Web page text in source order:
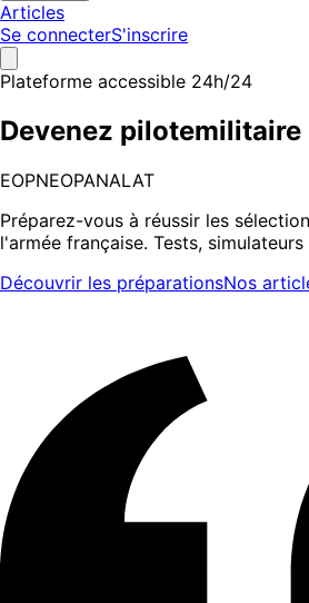
Articles
Se connecterS'inscrire
Plateforme accessible 24h/24
Devenez pilotemilitaire
EOPNEOPANALAT
Préparez-vous à réussir les
l'armée française. Tests,
Découvrir les préparationsNos